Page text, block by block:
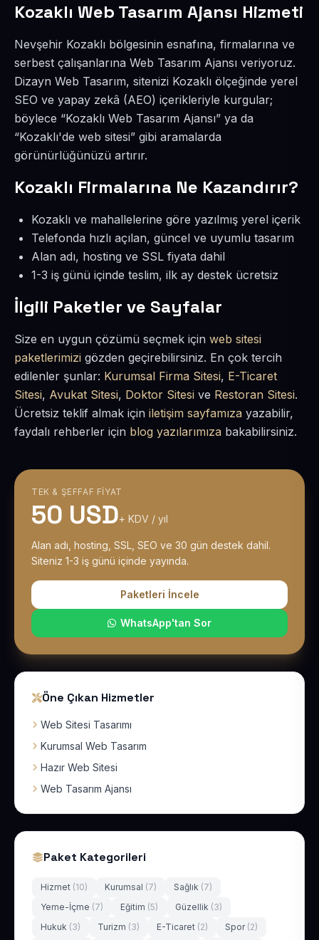
Kozaklı Web Tasarım Ajansı Hizmeti
Nevşehir Kozaklı bölgesinin esnafına, firmalarına ve
serbest çalışanlarına Web Tasarım Ajansı veriyoruz.
Dizayn Web Tasarım, sitenizi Kozaklı ölçeğinde yerel
SEO ve yapay zekâ (AEO) içerikleriyle kurgular;
böylece “Kozaklı Web Tasarım Ajansı” ya da
“Kozaklı'de web sitesi” gibi aramalarda
görünürlüğünüzü artırır.
Kozaklı Firmalarına Ne Kazandırır?
Kozaklı ve mahallelerine göre yazılmış yerel içerik
Telefonda hızlı açılan, güncel ve uyumlu tasarım
Alan adı, hosting ve SSL fiyata dahil
1-3 iş günü içinde teslim, ilk ay destek ücretsiz
İlgili Paketler ve Sayfalar
Size en uygun çözümü seçmek için web sitesi
paketlerimizi gözden geçirebilirsiniz. En çok tercih
edilenler şunlar: Kurumsal Firma Sitesi, E-Ticaret
Sitesi, Avukat Sitesi, Doktor Sitesi ve Restoran Sitesi.
Ücretsiz teklif almak için iletişim sayfamıza yazabilir,
faydalı rehberler için blog yazılarımıza bakabilirsiniz.
TEK & ŞEFFAF FIYAT
50 USD+ KDV / yıl
Alan adı, hosting, SSL, SEO ve 30 gün destek dahil.
Siteniz 1-3 iş günü içinde yayında.
Paketleri İncele
WhatsApp'tan Sor
Öne Çıkan Hizmetler
Web Sitesi Tasarımı
Kurumsal Web Tasarım
Hazır Web Sitesi
Web Tasarım Ajansı
Paket Kategorileri
Hizmet (10) Kurumsal (7) Sağlık (7)
Yeme-İçme (7) Eğitim (5) Güzellik (3)
Hukuk (3) Turizm (3) E-Ticaret (2) Spor (2)